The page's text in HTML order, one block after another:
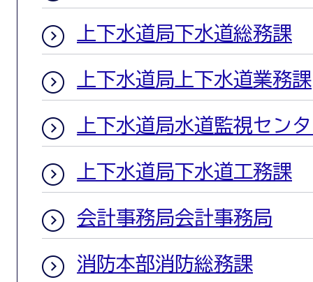
上下水道局下水道総務課
上下水道局上下水道業務課
上下水道局水道監視セン
上下水道局下水道工務課
会計事務局会計事務局
消防本部消防総務課